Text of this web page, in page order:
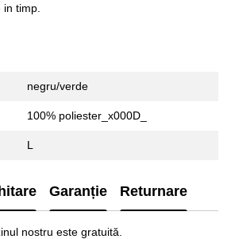
timp.
negru/verde
100% poliester_x000D_
L
Garanție Returnare
nostru este gratuită.